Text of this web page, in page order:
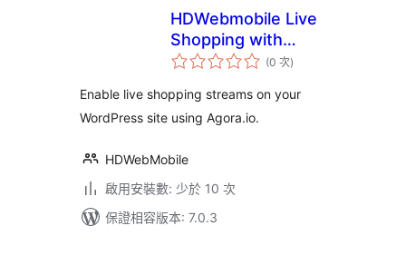
HDWebmobile Live
Shopping with
Agora
(0 次評
分
數
)
Enable live shopping streams on your
WordPress site using Agora.io.
HDWebMobile
啟用安裝數: 少於 10 次
保證相容版本: 7.0.3